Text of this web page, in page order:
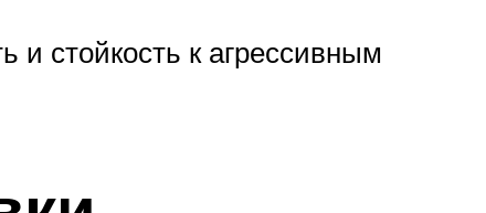
и стойкость к агрессивным